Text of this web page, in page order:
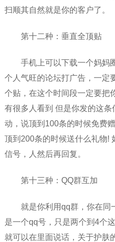
扫顺其自然就是你的客户了。
第十二种：垂直全顶贴
手机上可以下载一个妈妈
个人气旺的论坛打广告，一定
个贴，在这个时间段一定要把
有很多人看到 但是你发的这
动，说顶到100条的时候免费
顶到200条的时候送什么礼物!
信号，人然后再回复。
第十三种：QQ群互加
就是你利用qq群，你在同
是一个qq号，只是两个到4个
就可以在里面说话，关于护肤